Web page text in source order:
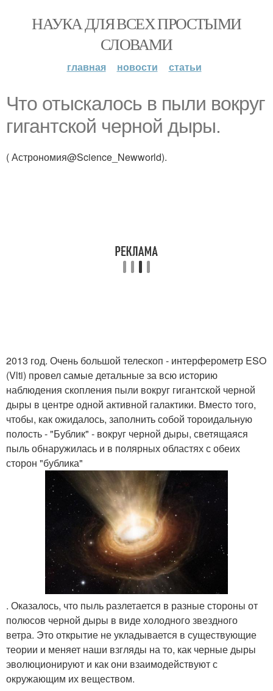
НАУКА ДЛЯ ВСЕХ ПРОСТЫМИ
СЛОВАМИ
главная новости статьи
Что отыскалось в пыли вокруг
гигантской черной дыры.
( Астрономия@Science_Newworld).
2013 год. Очень большой телескоп - интерферометр ESO
(Vlti) провел самые детальные за всю историю
наблюдения скопления пыли вокруг гигантской черной
дыры в центре одной активной галактики. Вместо того,
чтобы, как ожидалось, заполнить собой тороидальную
полость - "Бублик" - вокруг черной дыры, светящаяся
пыль обнаружилась и в полярных областях с обеих
сторон "бублика"
. Оказалось, что пыль разлетается в разные стороны от
полюсов черной дыры в виде холодного звездного
ветра. Это открытие не укладывается в существующие
теории и меняет наши взгляды на то, как черные дыры
эволюционируют и как они взаимодействуют с
окружающим их веществом.